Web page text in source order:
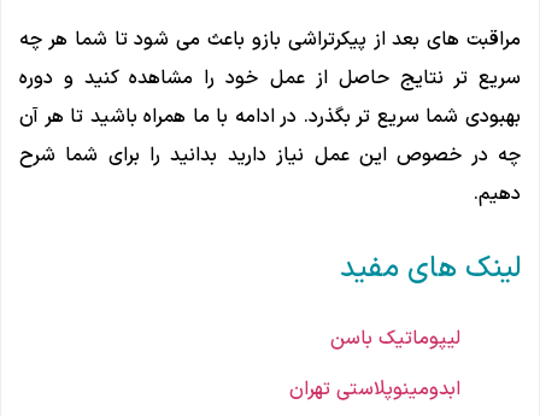
مراقبت های بعد از پیکرتراشی بازو باعث می شود تا شما هر چه
سریع تر نتایج حاصل از عمل خود را مشاهده کنید و دوره
بهبودی شما سریع تر بگذرد. در ادامه با ما همراه باشید تا هر آن
چه در خصوص این عمل نیاز دارید بدانید را برای شما شرح
دهیم.
لینک های مفید
لیپوماتیک باسن
ابدومینوپلاستی تهران